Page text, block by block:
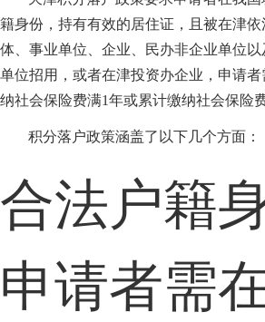
籍身份，持有有效的居住证，且被在津
体、事业单位、企业、民办非企业单位以
单位招用，或者在津投资办企业，申请
纳社会保险费满1年或累计缴纳社会保险
积分落户政策涵盖了以下几个方面：
合法户籍
申请者需